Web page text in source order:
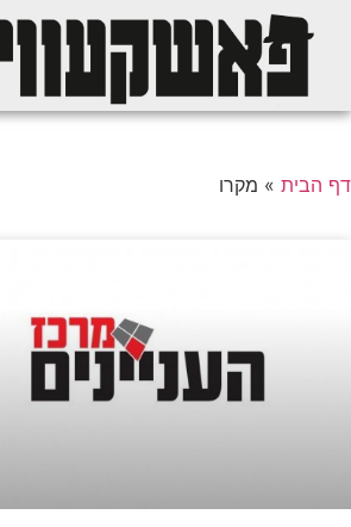
דף הבית » מקרו